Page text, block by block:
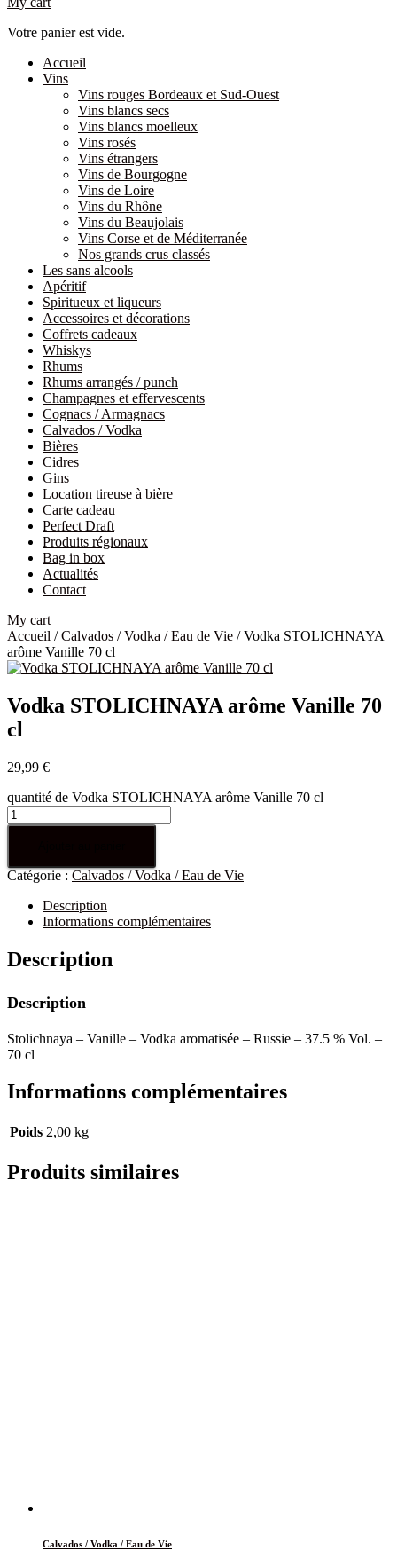
Votre panier est vide.
Accueil
Vins
Vins rouges Bordeaux et Sud-Ouest
Vins blancs secs
Vins blancs moelleux
Vins rosés
Vins étrangers
Vins de Bourgogne
Vins de Loire
Vins du Rhône
Vins du Beaujolais
Vins Corse et de Méditerranée
Nos grands crus classés
Les sans alcools
Apéritif
Spiritueux et liqueurs
Accessoires et décorations
Coffrets cadeaux
Whiskys
Rhums
Rhums arrangés / punch
Champagnes et effervescents
Cognacs / Armagnacs
Calvados / Vodka
Bières
Cidres
Gins
Location tireuse à bière
Carte cadeau
Perfect Draft
Produits régionaux
Bag in box
Actualités
Contact
My cart
Accueil /Calvados / Vodka / Eau de Vie / Vodka STOLICHNAYA
arôme Vanille 70 cl
Vodka STOLICHNAYA arôme Vanille 70
cl
29,99 €
quantité de Vodka STOLICHNAYA arôme Vanille 70 cl
Catégorie : Calvados / Vodka / Eau de Vie
Description
Informations complémentaires
Description
Description
Stolichnaya – Vanille – Vodka aromatisée – Russie – 37.5 % Vol. –
70 cl
Informations complémentaires
Poids 2,00 kg
Produits similaires
Calvados / Vodka / Eau de Vie